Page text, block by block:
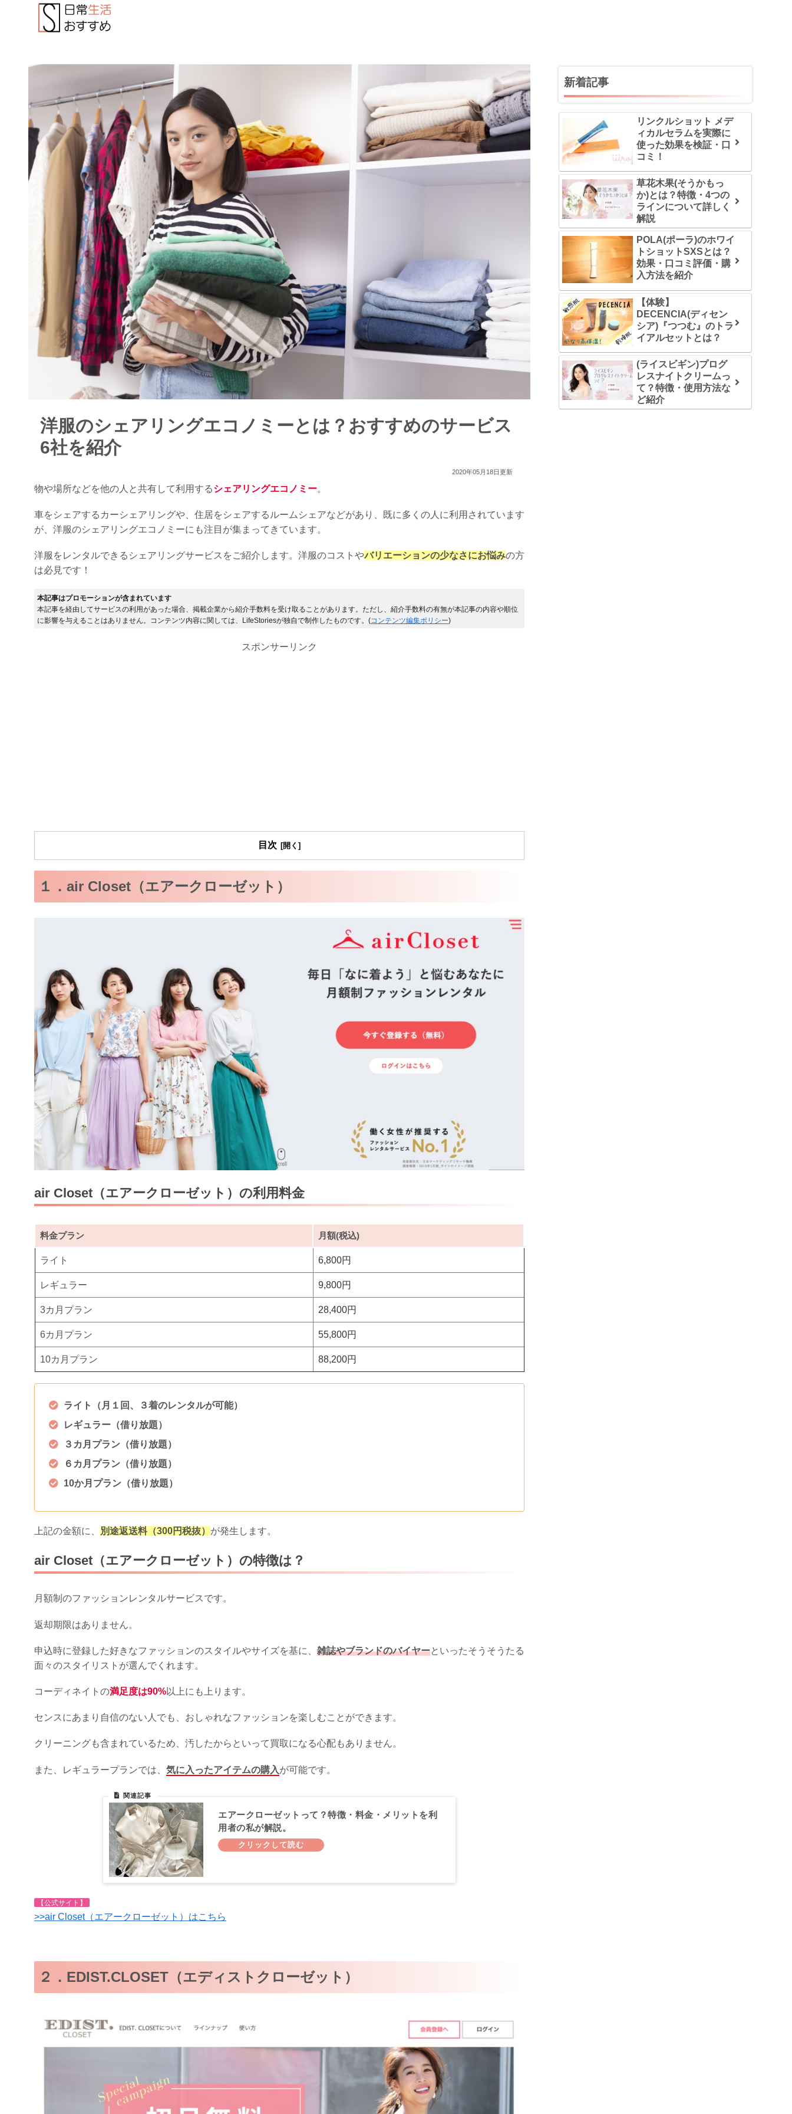
洋服のシェアリングエコノミーとは？おすすめのサービス
6社を紹介
2020年05月18日更新
物や場所などを他の人と共有して利用するシェアリングエコノミー。
車をシェアするカーシェアリングや、住居をシェアするルームシェアなどがあり、既に多くの人に利用されています
が、洋服のシェアリングエコノミーにも注目が集まってきています。
洋服をレンタルできるシェアリングサービスをご紹介します。洋服のコストやバリエーションの少なさにお悩みの方
は必見です！
本記事はプロモーションが含まれています
本記事を経由してサービスの利用があった場合、掲載企業から紹介手数料を受け取ることがあります。ただし、紹介手数料の有無が本記事の内容や順位
に影響を与えることはありません。コンテンツ内容に関しては、LifeStoriesが独自で制作したものです。(コンテンツ編集ポリシー)
スポンサーリンク
目次
１．air Closet（エアークローゼット）
air Closet（エアークローゼット）の利用料金
料金プラン 月額(税込)
ライト 6,800円
レギュラー 9,800円
3カ月プラン 28,400円
6カ月プラン 55,800円
10カ月プラン 88,200円
ライト（月１回、３着のレンタルが可能）
レギュラー（借り放題）
３カ月プラン（借り放題）
６カ月プラン（借り放題）
10か月プラン（借り放題）
上記の金額に、 別途返送料（300円税抜） が発生します。
air Closet（エアークローゼット）の特徴は？
月額制のファッションレンタルサービスです。
返却期限はありません。
申込時に登録した好きなファッションのスタイルやサイズを基に、 雑誌やブランドのバイヤーといったそうそうたる
面々のスタイリストが選んでくれます。
コーディネイトの満足度は90%以上にも上ります。
センスにあまり自信のない人でも、おしゃれなファッションを楽しむことができます。
クリーニングも含まれているため、汚したからといって買取になる心配もありません。
また、レギュラープランでは、 気に入ったアイテムの購入が可能です。
エアークローゼットって？特徴・料金・メリットを利
用者の私が解説。
【公式サイト】
>>air Closet（エアークローゼット）はこちら
２．EDIST.CLOSET（エディストクローゼット）
新着記事
リンクルショット メデ
ィカルセラムを実際に
使った効果を検証・口
コミ！
草花木果(そうかもっ
か)とは？特徴・4つの
ラインについて詳しく
解説
POLA(ポーラ)のホワイ
トショットSXSとは？
効果・口コミ評価・購
入方法を紹介
【体験】
DECENCIA(ディセン
シア)『つつむ』のトラ
イアルセットとは？
(ライスビギン)プログ
レスナイトクリームっ
て？特徴・使用方法な
ど紹介